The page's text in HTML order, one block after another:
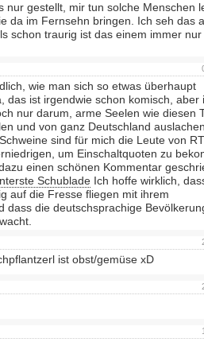
nur gestellt, mir tun solche Menschen
da im Fernsehn bringen. Ich seh das
schon traurig ist das einem immer nur
wie man sich so etwas überhaupt
das ist irgendwie schon komisch, aber
nur darum, arme Seelen wie diesen
und von ganz Deutschland
sind für mich die Leute von
um Einschaltquoten zu
einen schönen Kommentar
Schublade Ich hoffe wirklich,
auf die Fresse fliegen mit ihrem
dass die deutschsprachige
ist obst/gemüse xD